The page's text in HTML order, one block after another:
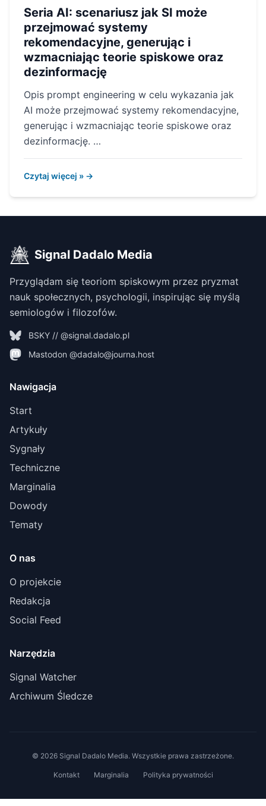
Seria AI: scenariusz jak SI może
przejmować systemy
rekomendacyjne, generując i
wzmacniając teorie spiskowe oraz
dezinformację
Opis prompt engineering w celu wykazania jak
AI może przejmować systemy rekomendacyjne,
generując i wzmacniając teorie spiskowe oraz
dezinformację. …
Czytaj więcej » →
Signal Dadalo Media
Przyglądam się teoriom spiskowym przez pryzmat
nauk społecznych, psychologii, inspirując się myślą
semiologów i filozofów.
BSKY // @signal.dadalo.pl
Mastodon @dadalo@journa.host
Nawigacja
Start
Artykuły
Sygnały
Techniczne
Marginalia
Dowody
Tematy
O nas
O projekcie
Redakcja
Social Feed
Narzędzia
Signal Watcher
Archiwum Śledcze
© 2026 Signal Dadalo Media. Wszystkie prawa zastrzeżone.
Kontakt Marginalia Polityka prywatności